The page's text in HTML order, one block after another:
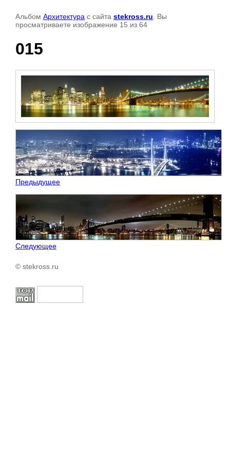
Альбом Архитектура с сайта stekross.ru . Вы
просматриваете изображение 15 из 64
015
Предыдущее
Следующее
© stekross.ru